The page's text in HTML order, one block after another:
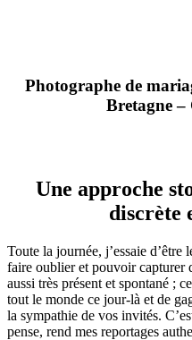
Photographe de
Bretagne –
Une approche
discrète
Toute la journée, j’essaie
faire oublier et pouvoir capturer
aussi très présent et spontané ;
tout le monde ce jour-là et de
la sympathie de vos invités.
pense, rend mes reportages